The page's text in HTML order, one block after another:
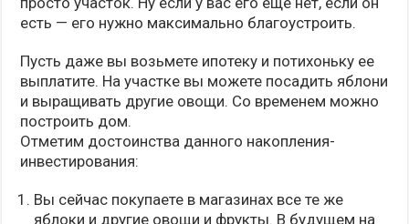
есть — его нужно максимально благоустроить.
Пусть даже вы возьмете ипотеку и потихоньку ее
выплатите. На участке вы можете посадить яблони
и выращивать другие овощи. Со временем можно
построить дом.
Отметим достоинства данного накопления-
инвестирования:
Вы сейчас покупаете в магазинах все те же
яблоки и другие овощи и фрукты. В будущем на